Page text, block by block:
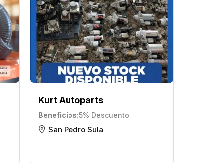
Kurt Autoparts
Beneficios 5% Descuento
San Pedro Sula